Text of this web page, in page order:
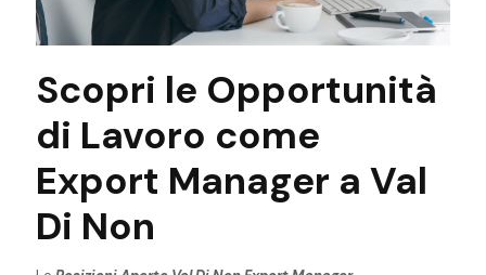
Scopri le Opportunità
di Lavoro come
Export Manager a Val
Di Non